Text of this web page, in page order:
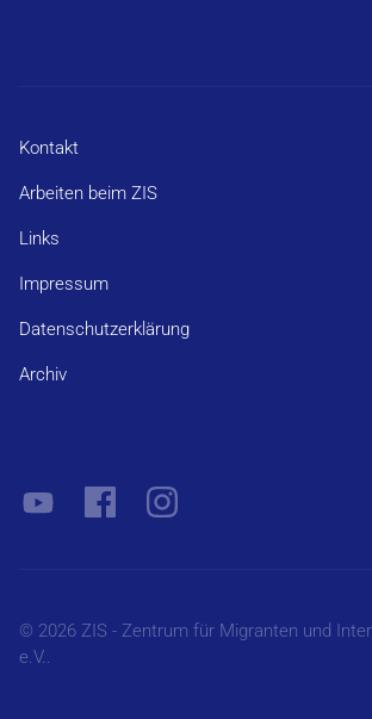
Kontakt
Arbeiten beim ZIS
Links
Impressum
Datenschutzerklärung
Archiv
© 2026 ZIS - Zentrum für Migranten und
e.V..